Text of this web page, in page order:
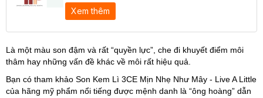
Xem thêm
Là một màu son đậm và rất “quyền lực”, che đi khuyết điểm môi
thâm hay những vấn đề khác về môi rất hiệu quả.
Bạn có tham khảo Son Kem Lì 3CE Mịn Nhẹ Như Mây - Live A Little
của hãng mỹ phẩm nổi tiếng được mệnh danh là “ông hoàng” dẫn